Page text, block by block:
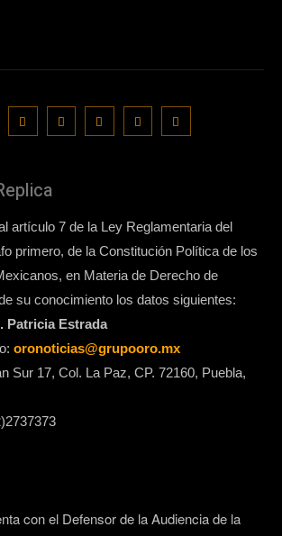
artículo 7 de la Ley Reglamentaria del
primero, de la Constitución Política de los
en Materia de Derecho de
su conocimiento los datos siguientes:
Patricia Estrada
oronoticias@grupooro.mx
Sur 17, Col. La Paz, CP. 72160, Puebla,
con el Defensor de la Audiencia de la